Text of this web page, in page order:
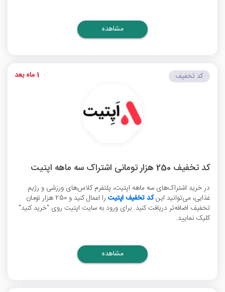
مشاهده
کد تخفیف 250 هزار تومانی اشتراک سه ماهه اپتیت
در خرید اشتراک‌های سه ماهه اپتیت، پلتفرم کلاس‌های ورزشی و رژیم
غذایی، می‌توانید اینکد تخفیف اپتیت
را اعمال کنید و 250 هزار تومان
تخفیف اضافه‌تر دریافت کنید. برای ورود به سایت اپتیت روی "خرید کنید"
کلیک نمایید.
کد تخفیف 1 ماه بعد
مشاهده